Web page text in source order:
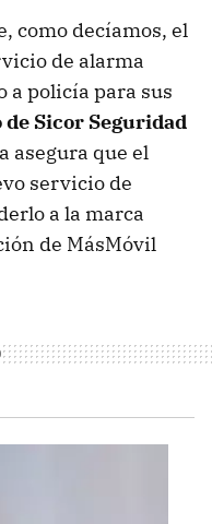
como decíamos, el
de alarma
a policía para sus
de Sicor Seguridad
asegura que el
servicio de
a la marca
de MásMóvil